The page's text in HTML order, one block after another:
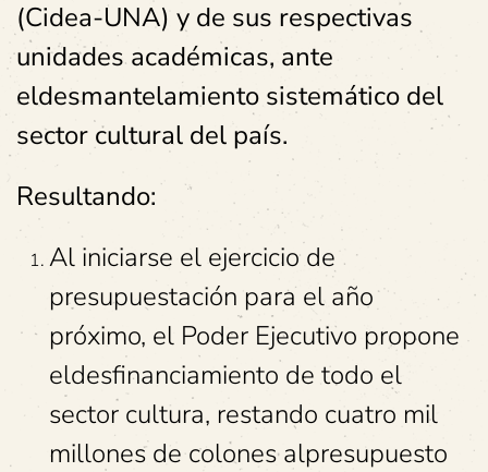
(Cidea-UNA) y de sus respectivas
unidades académicas, ante
eldesmantelamiento sistemático del
sector cultural del país.
Resultando:
Al iniciarse el ejercicio de
presupuestación para el año
próximo, el Poder Ejecutivo propone
eldesfinanciamiento de todo el
sector cultura, restando cuatro mil
millones de colones alpresupuesto